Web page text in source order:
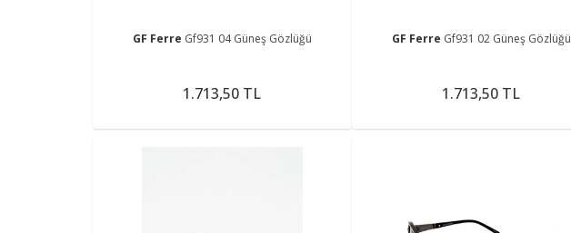
GF Ferre Gf931 04 Güneş Gözlüğü
1.713,50 TL
GF Ferre Gf931 02 Güneş Gözlüğü
1.713,50 TL